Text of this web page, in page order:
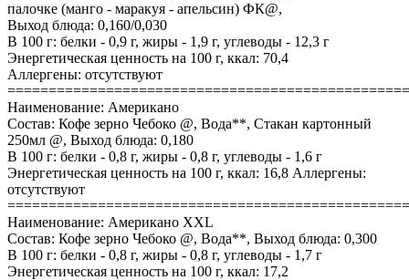
палочке (манго - маракуя - апельсин) ФК@,
Выход блюда: 0,160/0,030
В 100 г: белки - 0,9 г, жиры - 1,9 г, углеводы - 12,3 г
Энергетическая ценность на 100 г, ккал: 70,4
Аллергены: отсутствуют
Наименование: Американо
Состав: Кофе зерно Чебоко @, Вода**, Стакан картонный
250мл @, Выход блюда: 0,180
В 100 г: белки - 0,8 г, жиры - 0,8 г, углеводы - 1,6 г
Энергетическая ценность на 100 г, ккал: 16,8 Аллергены:
отсутствуют
Наименование: Американо XXL
Состав: Кофе зерно Чебоко @, Вода**, Выход блюда: 0,300
В 100 г: белки - 0,8 г, жиры - 0,8 г, углеводы - 1,7 г
Энергетическая ценность на 100 г, ккал: 17,2